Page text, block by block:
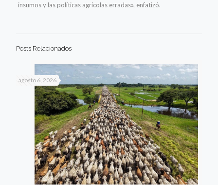
insumos y las políticas agrícolas erradas», enfatizó.
Posts Relacionados
agosto 6, 2026